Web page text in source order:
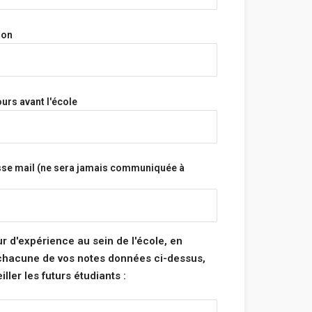
pas et n'aura jamais accès à tes informations
respectent pas ces règles.
:
avant l'école
mail (ne sera jamais communiquée à
d'expérience au sein de l'école, en
de vos notes données ci-dessus,
les futurs étudiants :